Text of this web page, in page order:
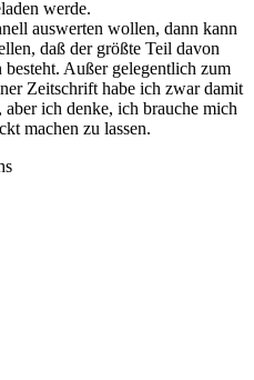
werde.
auswerten wollen, dann kann
daß der größte Teil davon
Außer gelegentlich zum
Zeitschrift habe ich zwar damit
ich denke, ich brauche mich
machen zu lassen.